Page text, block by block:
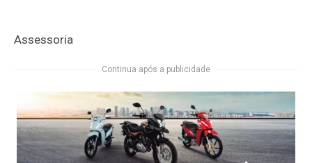
Assessoria
Continua após a publicidade